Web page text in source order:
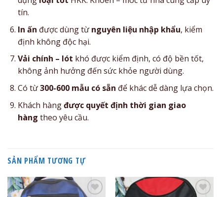
tín.
In ấn được dùng từ nguyên liệu nhập khẩu, kiểm
định không độc hại.
Vải chính – lót khó được kiểm định, có độ bền tốt,
không ảnh hưởng đến sức khỏe người dùng.
Có từ300-600 mẫu có sẵn để khác dễ dàng lựa chọn.
Khách hàngđược quyết định thời gian giao
hàng theo yêu cầu.
SẢN PHẨM TƯƠNG TỰ